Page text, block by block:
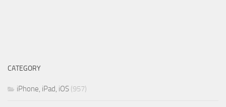
CATEGORY
iPhone, iPad, iOS (957)